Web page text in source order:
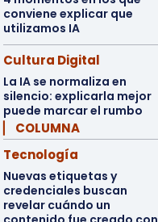
conviene explicar que
utilizamos IA
Cultura Digital
La IA se normaliza en
silencio: explicarla mejor
puede marcar el rumbo
▏ COLUMNA
Tecnología
Nuevas etiquetas y
credenciales buscan
revelar cuándo un